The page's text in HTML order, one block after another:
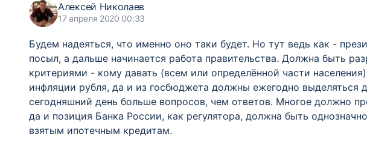
Алексей Николаев
17 апреля 2020 00:33
Будем надеяться, что именно оно таки будет. Но тут ведь как -
посыл, а дальше начинается работа правительства. Должна быть
критериями - кому давать (всем или определённой части
инфляции рубля, да и из госбюджета должны ежегодно выделяться
сегодняшний день больше вопросов, чем ответов. Многое должно
да и позиция Банка России, как регулятора, должна быть
взятым ипотечным кредитам.